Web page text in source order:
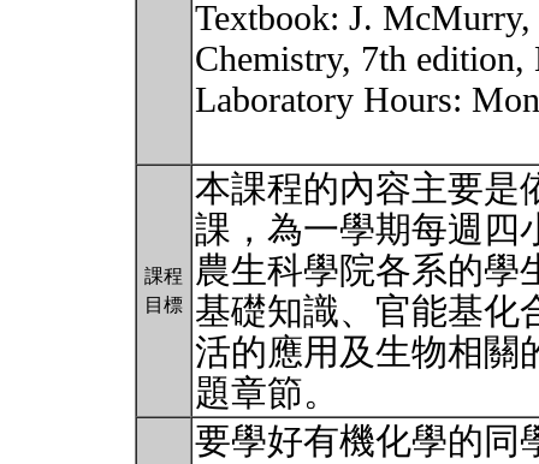
Textbook: J. McMurry,
Chemistry, 7th
Laboratory Hours:
課程
目標
本課程的內容主要是
課，為一學期每週四
農生科學院各系的學
基礎知識、官能基化
活的應用及生物相關
題章節。
要學好有機化學的同